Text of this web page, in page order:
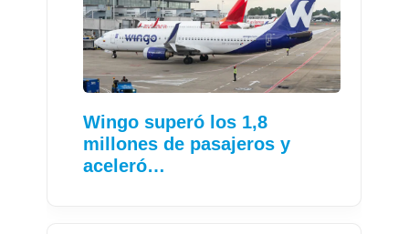
Wingo superó los 1,8
millones de pasajeros y
aceleró…